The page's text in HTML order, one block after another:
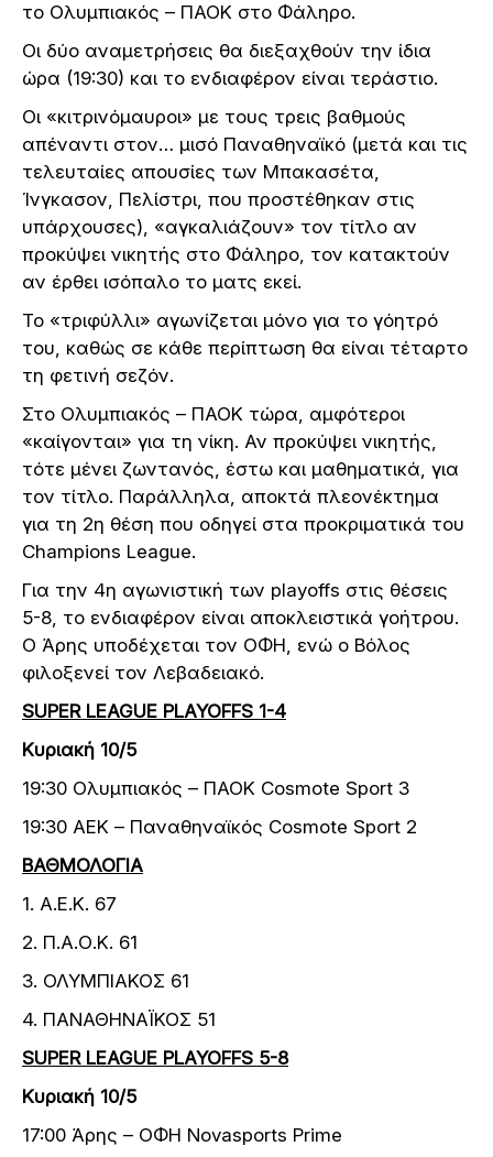
το Ολυμπιακός – ΠΑΟΚ στο Φάληρο.
Οι δύο αναμετρήσεις θα διεξαχθούν την ίδια
ώρα (19:30) και το ενδιαφέρον είναι τεράστιο.
Οι «κιτρινόμαυροι» με τους τρεις βαθμούς
απέναντι στον… μισό Παναθηναϊκό (μετά και τις
τελευταίες απουσίες των Μπακασέτα,
Ίνγκασον, Πελίστρι, που προστέθηκαν στις
υπάρχουσες), «αγκαλιάζουν» τον τίτλο αν
προκύψει νικητής στο Φάληρο, τον κατακτούν
αν έρθει ισόπαλο το ματς εκεί.
Το «τριφύλλι» αγωνίζεται μόνο για το γόητρό
του, καθώς σε κάθε περίπτωση θα είναι τέταρτο
τη φετινή σεζόν.
Στο Ολυμπιακός – ΠΑΟΚ τώρα, αμφότεροι
«καίγονται» για τη νίκη. Αν προκύψει νικητής,
τότε μένει ζωντανός, έστω και μαθηματικά, για
τον τίτλο. Παράλληλα, αποκτά πλεονέκτημα
για τη 2η θέση που οδηγεί στα προκριματικά του
Champions League.
Για την 4η αγωνιστική των playoffs στις θέσεις
5-8, το ενδιαφέρον είναι αποκλειστικά γοήτρου.
Ο Άρης υποδέχεται τον ΟΦΗ, ενώ ο Βόλος
φιλοξενεί τον Λεβαδειακό.
SUPER LEAGUE PLAYOFFS 1-4
Κυριακή 10/5
19:30 Ολυμπιακός – ΠΑΟΚ Cosmote Sport 3
19:30 ΑΕΚ – Παναθηναϊκός Cosmote Sport 2
ΒΑΘΜΟΛΟΓΙΑ
1. Α.Ε.Κ. 67
2. Π.Α.Ο.Κ. 61
3. ΟΛΥΜΠΙΑΚΟΣ 61
4. ΠΑΝΑΘΗΝΑΪΚΟΣ 51
SUPER LEAGUE PLAYOFFS 5-8
Κυριακή 10/5
17:00 Άρης – ΟΦΗ Novasports Prime